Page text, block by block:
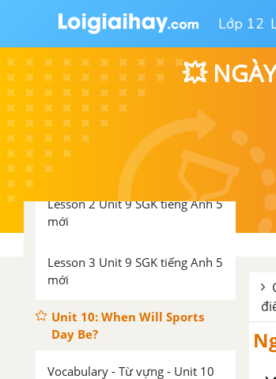
Lớp 12
💥
Luyện tập từ vựng
Ngữ pháp Unit 9 SGK tiếng Anh
lớp 5 mới
Lesson 1 Unit 9 SGK tiếng Anh 5
mới
Lesson 2 Unit 9 SGK tiếng Anh 5
mới
Lesson 3 Unit 9 SGK tiếng Anh 5
mới
Unit 10: When Will Sports
Day Be?
Vocabulary - Từ vựng - Unit 10